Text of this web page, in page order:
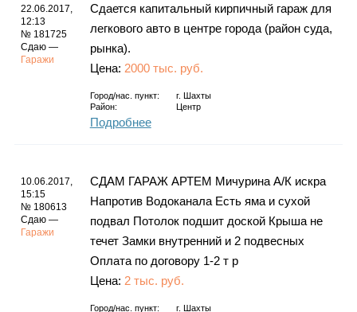
22.06.2017,
12:13
№ 181725
Сдаю —
Гаражи
Сдается капитальный кирпичный гараж для
легкового авто в центре города (район суда,
рынка).
Цена: 2000 тыс. руб.
Город/нас. пункт: г.
Шахты
Район:
Центр
Подробнее
10.06.2017,
15:15
№ 180613
Сдаю —
Гаражи
СДАМ ГАРАЖ АРТЕМ Мичурина А/К искра
Напротив Водоканала Есть яма и сухой
подвал Потолок подшит доской Крыша не
течет Замки внутренний и 2 подвесных
Оплата по договору 1-2 т р
Цена: 2 тыс. руб.
Город/нас. пункт: г.
Шахты